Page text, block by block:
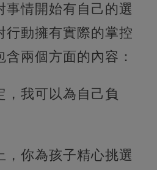
事情開始有自己的選
行動擁有實際的掌控
兩個方面的內容：
，我可以為自己負
，你為孩子精心挑選